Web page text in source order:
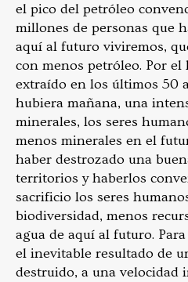
el pico del petróleo
millones de personas que
aquí al futuro viviremos,
con menos petróleo. Por el
extraído en los últimos 50
hubiera mañana, una
minerales, los seres
menos minerales en el
haber destrozado una
territorios y haberlos
sacrificio los seres
biodiversidad, menos
agua de aquí al futuro.
el inevitable resultado de
destruido, a una velocidad